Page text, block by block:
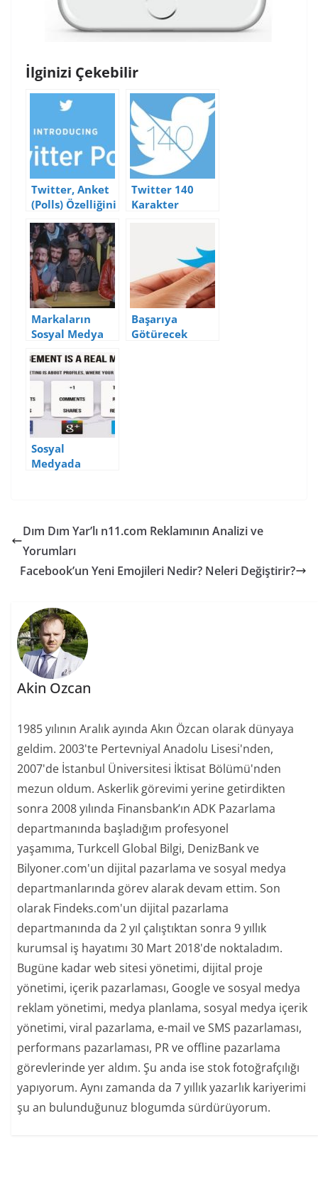
İlginizi Çekebilir
Twitter, Anket
(Polls) Özelliğini
Duyurdu
Twitter 140
Karakter
Markaların
Sosyal Medya
Başarıya
Götürecek
Sosyal
Medyada
Dım Dım Yar’lı n11.com Reklamının Analizi ve
Yorumları
Facebook’un Yeni Emojileri Nedir? Neleri Değiştirir?
Akin Ozcan
1985 yılının Aralık ayında Akın Özcan olarak dünyaya
geldim. 2003'te Pertevniyal Anadolu Lisesi'nden,
2007'de İstanbul Üniversitesi İktisat Bölümü'nden
mezun oldum. Askerlik görevimi yerine getirdikten
sonra 2008 yılında Finansbank’ın ADK Pazarlama
departmanında başladığım profesyonel
yaşamıma, Turkcell Global Bilgi, DenizBank ve
Bilyoner.com'un dijital pazarlama ve sosyal medya
departmanlarında görev alarak devam ettim. Son
olarak Findeks.com'un dijital pazarlama
departmanında da 2 yıl çalıştıktan sonra 9 yıllık
kurumsal iş hayatımı 30 Mart 2018'de noktaladım.
Bugüne kadar web sitesi yönetimi, dijital proje
yönetimi, içerik pazarlaması, Google ve sosyal medya
reklam yönetimi, medya planlama, sosyal medya içerik
yönetimi, viral pazarlama, e-mail ve SMS pazarlaması,
performans pazarlaması, PR ve offline pazarlama
görevlerinde yer aldım. Şu anda ise stok fotoğrafçılığı
yapıyorum. Aynı zamanda da 7 yıllık yazarlık kariyerimi
şu an bulunduğunuz blogumda sürdürüyorum.